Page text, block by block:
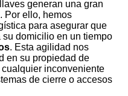
generan una gran
Por ello, hemos
para asegurar que
domicilio en un tiempo
. Esta agilidad nos
en su propiedad de
inconveniente
de cierre o accesos